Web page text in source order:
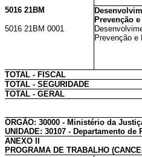
5016 21BM
Prevenção
5016 21BM 0001
Prevenção e
TOTAL - FISCAL
TOTAL - SEGURIDADE
TOTAL - GERAL
ÓRGÃO: 30000 - Ministério da
UNIDADE: 30107 - Departamento
ANEXO II
PROGRAMA DE TRABALHO